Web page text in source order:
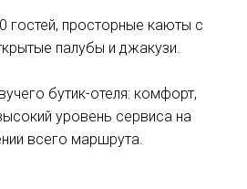
гостей, просторные каюты с
палубы и джакузи.
бутик-отеля: комфорт,
уровень сервиса на
всего маршрута.